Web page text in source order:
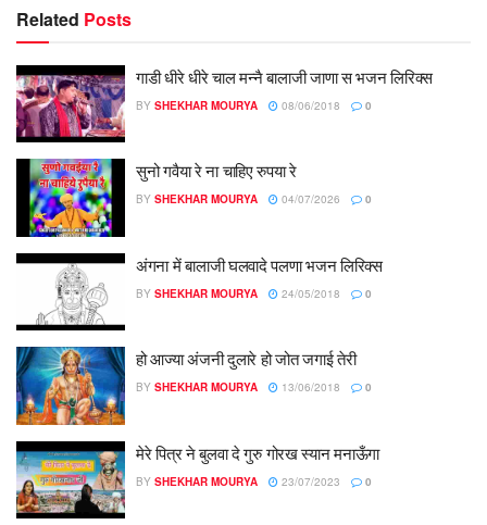
Related Posts
गाडी धीरे धीरे चाल मन्नै बालाजी जाणा स भजन लिरिक्स
BY SHEKHAR MOURYA 08/06/2018 0
सुनो गवैया रे ना चाहिए रुपया रे
BY SHEKHAR MOURYA 04/07/2026 0
अंगना में बालाजी घलवादे पलणा भजन लिरिक्स
BY SHEKHAR MOURYA 24/05/2018 0
हो आज्या अंजनी दुलारे हो जोत जगाई तेरी
BY SHEKHAR MOURYA 13/06/2018 0
मेरे पित्र ने बुलवा दे गुरु गोरख स्यान मनाऊँगा
BY SHEKHAR MOURYA 23/07/2023 0